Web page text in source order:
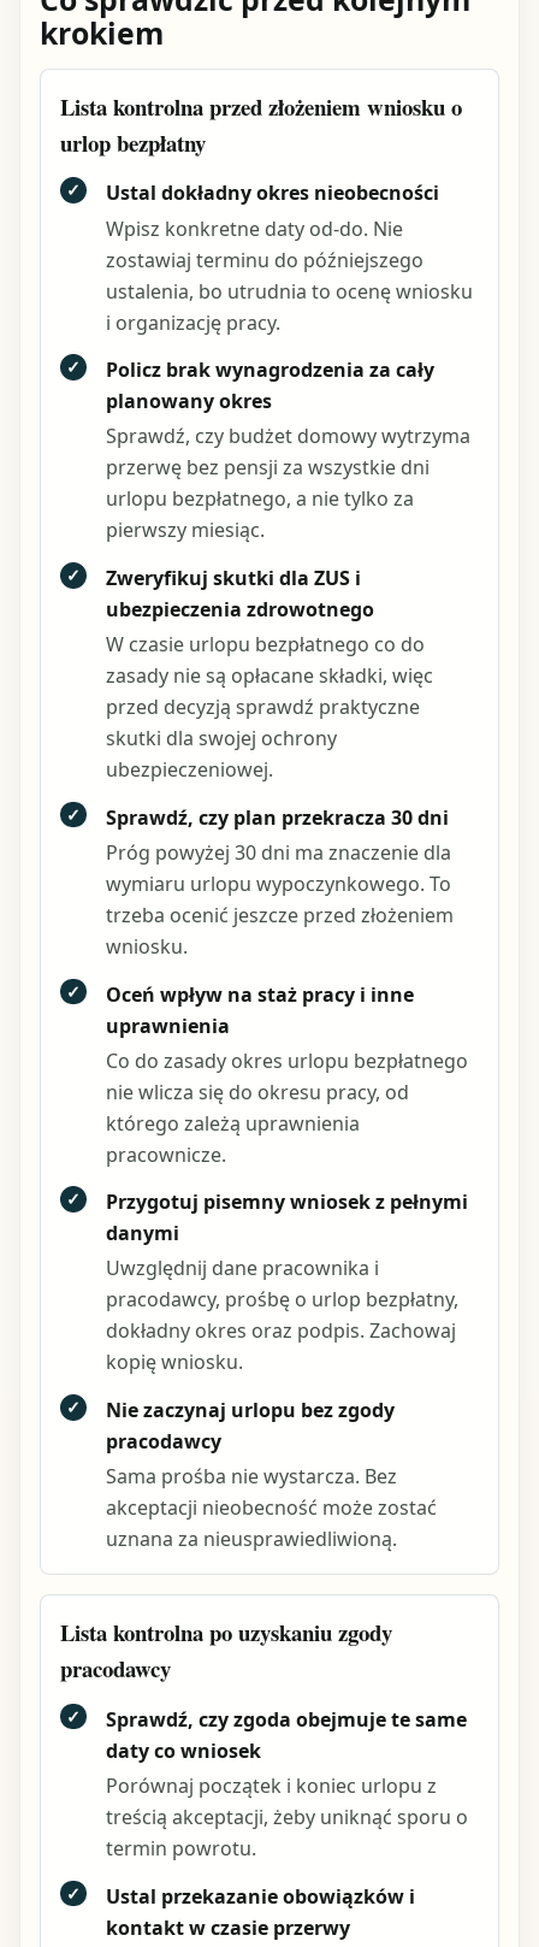
krokiem
Lista kontrolna przed złożeniem wniosku o
urlop bezpłatny
✓
Ustal dokładny okres nieobecności
Wpisz konkretne daty od-do. Nie
zostawiaj terminu do późniejszego
ustalenia, bo utrudnia to ocenę wniosku
i organizację pracy.
✓
Policz brak wynagrodzenia za cały
planowany okres
Sprawdź, czy budżet domowy wytrzyma
przerwę bez pensji za wszystkie dni
urlopu bezpłatnego, a nie tylko za
pierwszy miesiąc.
✓
Zweryfikuj skutki dla ZUS i
ubezpieczenia zdrowotnego
W czasie urlopu bezpłatnego co do
zasady nie są opłacane składki, więc
przed decyzją sprawdź praktyczne
skutki dla swojej ochrony
ubezpieczeniowej.
✓
Sprawdź, czy plan przekracza 30 dni
Próg powyżej 30 dni ma znaczenie dla
wymiaru urlopu wypoczynkowego. To
trzeba ocenić jeszcze przed złożeniem
wniosku.
✓
Oceń wpływ na staż pracy i inne
uprawnienia
Co do zasady okres urlopu bezpłatnego
nie wlicza się do okresu pracy, od
którego zależą uprawnienia
pracownicze.
✓
Przygotuj pisemny wniosek z pełnymi
danymi
Uwzględnij dane pracownika i
pracodawcy, prośbę o urlop bezpłatny,
dokładny okres oraz podpis. Zachowaj
kopię wniosku.
✓
Nie zaczynaj urlopu bez zgody
pracodawcy
Sama prośba nie wystarcza. Bez
akceptacji nieobecność może zostać
uznana za nieusprawiedliwioną.
Lista kontrolna po uzyskaniu zgody
pracodawcy
✓
Sprawdź, czy zgoda obejmuje te same
daty co wniosek
Porównaj początek i koniec urlopu z
treścią akceptacji, żeby uniknąć sporu o
termin powrotu.
✓
Ustal przekazanie obowiązków i
kontakt w czasie przerwy